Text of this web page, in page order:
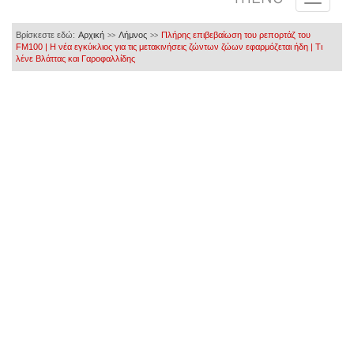
Βρίσκεστε εδώ: Αρχική >> Λήμνος >> Πλήρης επιβεβαίωση του ρεπορτάζ του
FM100 | Η νέα εγκύκλιος για τις μετακινήσεις ζώντων ζώων εφαρμόζεται ήδη | Τι
λένε Βλάττας και Γαροφαλλίδης